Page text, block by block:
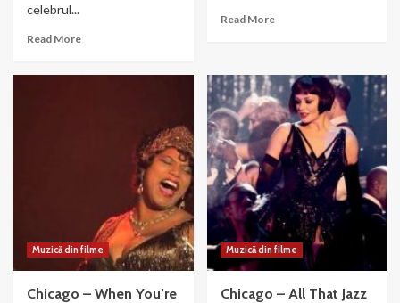
celebrul...
Read MoreRead
Read MoreRead
We
Both
Reached
for
the
Gun
Muzică din filme
Chicago – When You’re
Muzică din filme
Chicago – All That Jazz